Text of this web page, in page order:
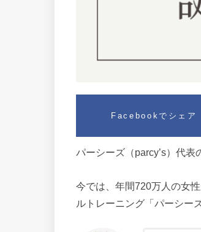
Facebookでシェア
パーシーズ（parcy’s）代表
今では、年間720万人の女
ルトレーニング「パーシー